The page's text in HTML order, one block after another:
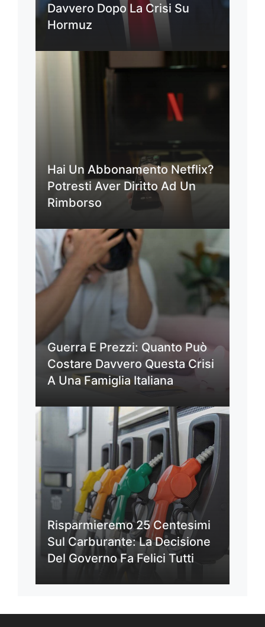
Davvero Dopo La Crisi Su
Hormuz
Hai Un Abbonamento Netflix?
Potresti Aver Diritto Ad Un
Rimborso
Guerra E Prezzi: Quanto Può
Costare Davvero Questa Crisi
A Una Famiglia Italiana
Risparmieremo 25 Centesimi
Sul Carburante: La Decisione
Del Governo Fa Felici Tutti